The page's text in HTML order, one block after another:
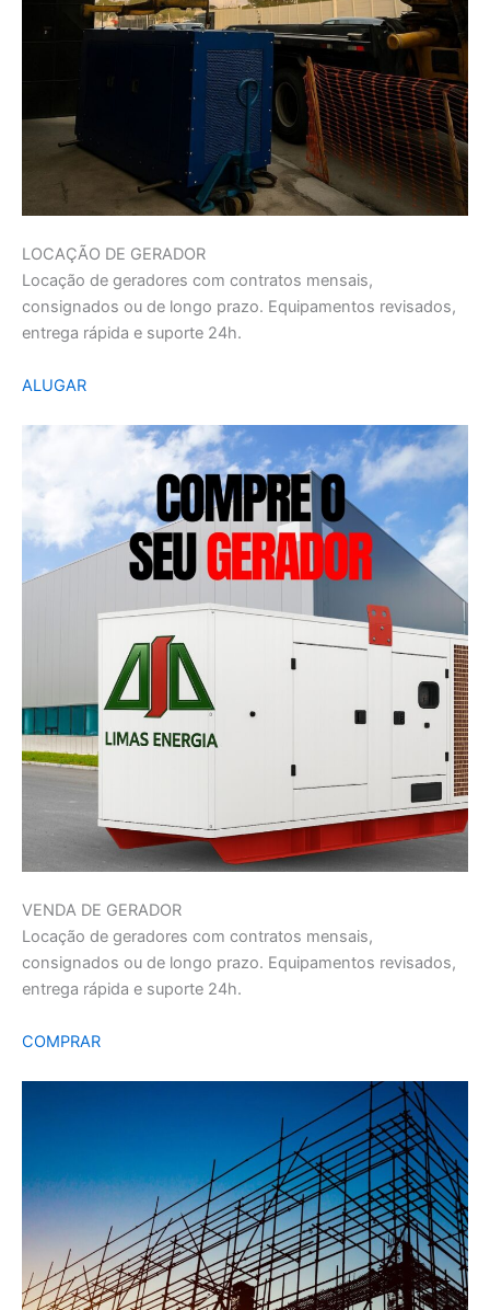
LOCAÇÃO DE GERADOR
Locação de geradores com contratos mensais,
consignados ou de longo prazo. Equipamentos revisados,
entrega rápida e suporte 24h.
ALUGAR
VENDA DE GERADOR
Locação de geradores com contratos mensais,
consignados ou de longo prazo. Equipamentos revisados,
entrega rápida e suporte 24h.
COMPRAR